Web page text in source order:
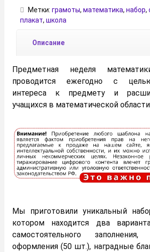
Метки: грамоты, математика, набор,
плакат, школа
Описание
Предметная неделя
проводится ежегодно с
интереса к предмету и
учащихся в математической
Мы приготовили уникальный
котором находится два
самостоятельного
оформления (50 шт.), наградные